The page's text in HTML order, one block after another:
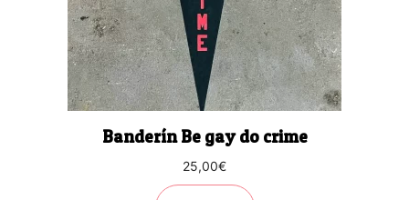
Banderín Be gay do crime
25,00€